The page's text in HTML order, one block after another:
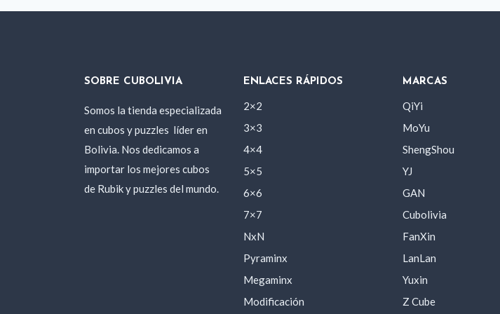
SOBRE CUBOLIVIA
Somos la tienda especializada
en cubos y puzzles líder en
Bolivia. Nos dedicamos a
importar los mejores cubos
de Rubik y puzzles del mundo.
ENLACES RÁPIDOS
2×2
3×3
4×4
5×5
6×6
7×7
NxN
Pyraminx
Megaminx
Modificación
MARCAS
QiYi
MoYu
ShengShou
YJ
GAN
Cubolivia
FanXin
LanLan
Yuxin
Z Cube